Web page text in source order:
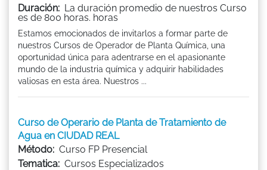
Duración: La duración promedio de nuestros Curso
es de 800 horas. horas
Estamos emocionados de invitarlos a formar parte de
nuestros Cursos de Operador de Planta Química, una
oportunidad única para adentrarse en el apasionante
mundo de la industria química y adquirir habilidades
valiosas en esta área. Nuestros ...
Curso de Operario de Planta de Tratamiento de
Agua en CIUDAD REAL
Método: Curso FP Presencial
Tematica: Cursos Especializados